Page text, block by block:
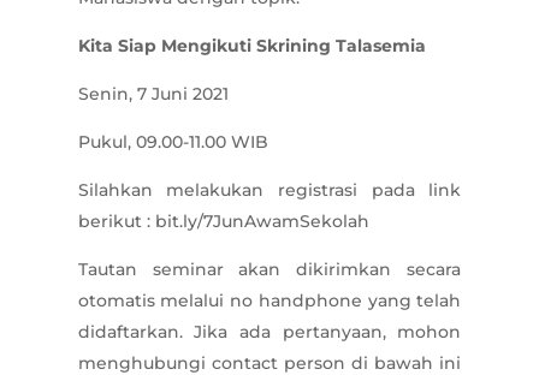
Kita Siap Mengikuti Skrining Talasemia
Senin, 7 Juni 2021
Pukul, 09.00-11.00 WIB
Silahkan melakukan registrasi pada link
berikut : bit.ly/7JunAwamSekolah
Tautan seminar akan dikirimkan secara
otomatis melalui no handphone yang telah
didaftarkan. Jika ada pertanyaan, mohon
menghubungi contact person di bawah ini